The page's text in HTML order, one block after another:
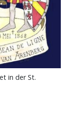
in der St.